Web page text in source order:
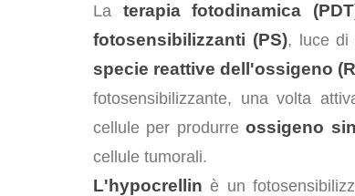
La terapia fotodinamica
fotosensibilizzanti (PS), luce di
specie reattive dell'ossigeno
fotosensibilizzante, una volta
cellule per produrreossigeno
cellule tumorali.
L'hypocrellin è un